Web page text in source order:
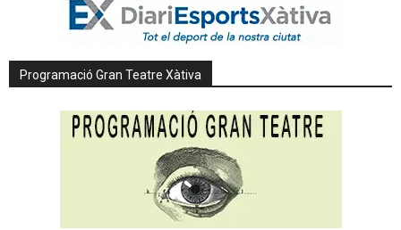
Programació Gran Teatre Xàtiva